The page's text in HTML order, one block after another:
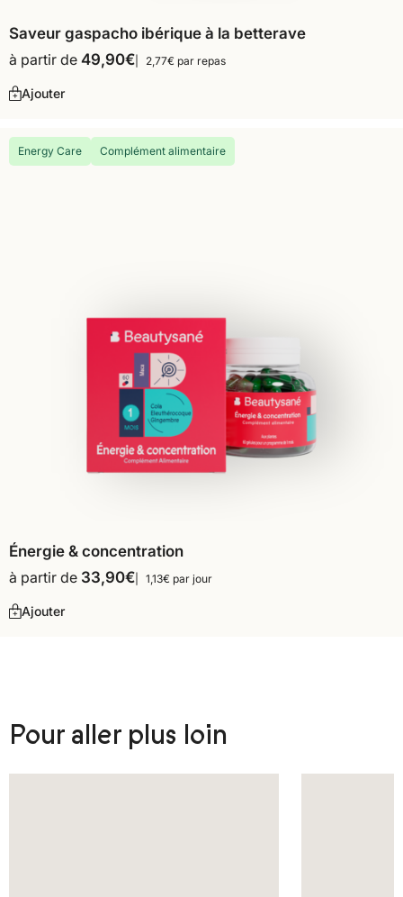
Saveur gaspacho ibérique à la betterave
à partir de 49,90€ 2,77€ par repas
Ajouter
Energy Care Complément alimentaire
Énergie & concentration
à partir de 33,90€ 1,13€ par jour
Ajouter
Pour aller plus loin